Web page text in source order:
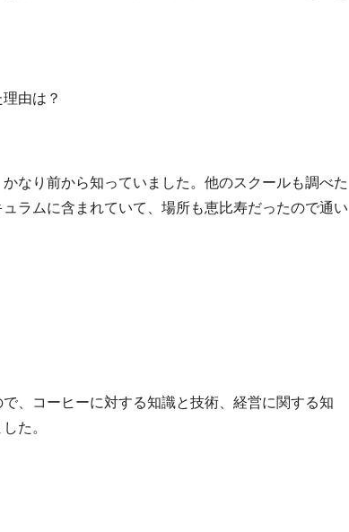
由は？
なり前から知っていました。他のスクールも調べた
ラムに含まれていて、場所も恵比寿だったので通い
、コーヒーに対する知識と技術、経営に関する知
た。